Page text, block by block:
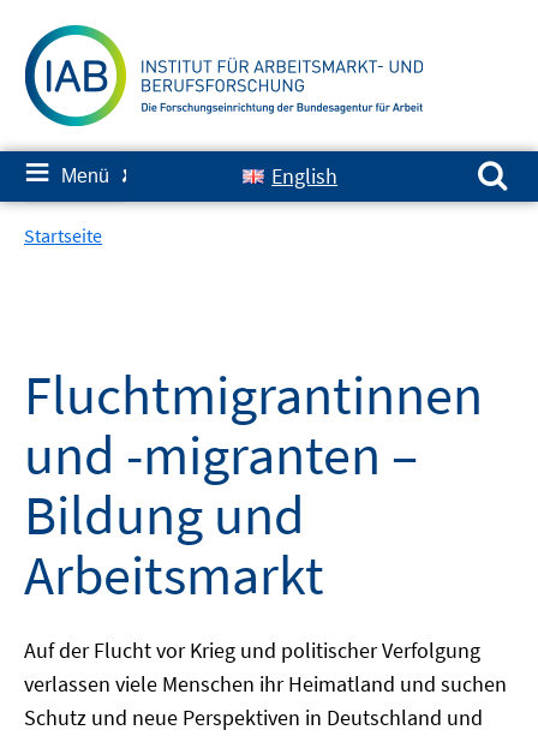
zum
Inhalt
≡ Menü ✘ English
Suchen nach:
Startseite
Fluchtmigrantinnen
und -migranten –
Bildung und
Arbeitsmarkt
Auf der Flucht vor Krieg und politischer Verfolgung
verlassen viele Menschen ihr Heimatland und suchen
Schutz und neue Perspektiven in Deutschland und